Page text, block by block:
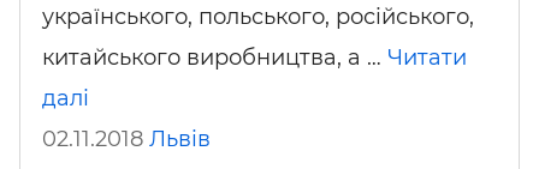
українського, польського, російського,
китайського виробництва, а … Читати
далі
02.11.2018 Львів